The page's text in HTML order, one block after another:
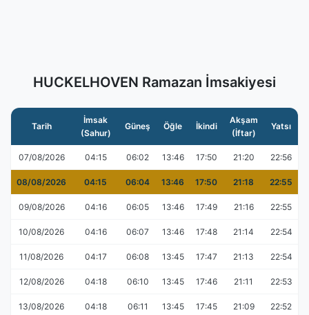
HUCKELHOVEN Ramazan İmsakiyesi
Tarih
İmsak
(Sahur)
Güneş Öğle İkindi
Akşam
(İftar)
Yatsı
07/08/2026 04:15 06:02 13:46 17:50 21:20 22:56
08/08/2026 04:15 06:04 13:46 17:50 21:18 22:55
09/08/2026 04:16 06:05 13:46 17:49 21:16 22:55
10/08/2026 04:16 06:07 13:46 17:48 21:14 22:54
11/08/2026 04:17 06:08 13:45 17:47 21:13 22:54
12/08/2026 04:18 06:10 13:45 17:46 21:11 22:53
13/08/2026 04:18 06:11 13:45 17:45 21:09 22:52